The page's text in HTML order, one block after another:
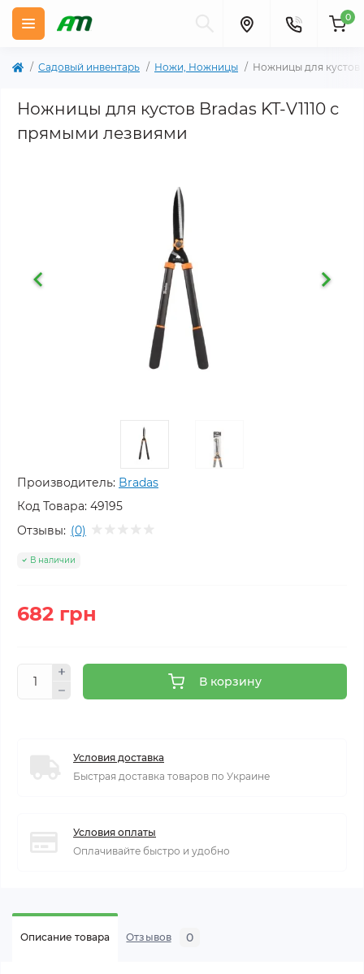
0
Садовый инвентарь Ножи, Ножницы Ножницы для кустов
Ножницы для кустов Bradas KT-V1110 с
прямыми лезвиями
Производитель: Bradas
Код Товара: 49195
Отзывы: (0)
В наличии
682 грн
В корзину
Условия доставка
Быстрая доставка товаров по Украине
Условия оплаты
Оплачивайте быстро и удобно
Описание товара Отзывов 0